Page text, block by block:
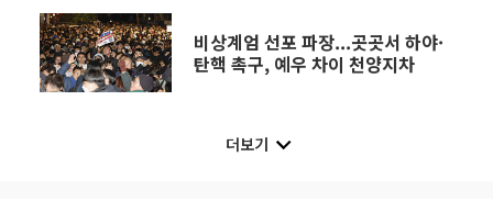
비상계엄 선포 파장...곳곳서 하야·
탄핵 촉구, 예우 차이 천양지차
더보기